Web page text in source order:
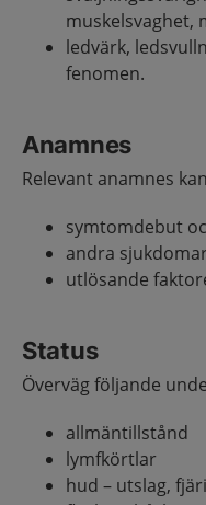
muskelsvaghet,
ledvärk,
fenomen.
Anamnes
Relevant anamnes
symtomdebut
andra sjukdomar
utlösande
Status
Överväg följande
allmäntillstånd
lymfkörtlar
hud – utslag,